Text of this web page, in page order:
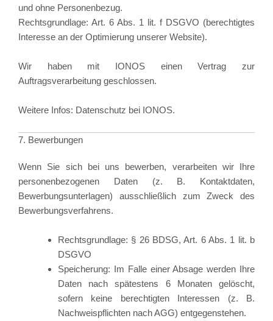
und ohne Personenbezug.
Rechtsgrundlage: Art. 6 Abs. 1 lit. f DSGVO (berechtigtes
Interesse an der Optimierung unserer Website).
Wir haben mit IONOS einen Vertrag zur
Auftragsverarbeitung geschlossen.
Weitere Infos: Datenschutz bei IONOS.
7. Bewerbungen
Wenn Sie sich bei uns bewerben, verarbeiten wir Ihre
personenbezogenen Daten (z. B. Kontaktdaten,
Bewerbungsunterlagen) ausschließlich zum Zweck des
Bewerbungsverfahrens.
Rechtsgrundlage: § 26 BDSG, Art. 6 Abs. 1 lit. b
DSGVO
Speicherung: Im Falle einer Absage werden Ihre
Daten nach spätestens 6 Monaten gelöscht,
sofern keine berechtigten Interessen (z. B.
Nachweispflichten nach AGG) entgegenstehen.